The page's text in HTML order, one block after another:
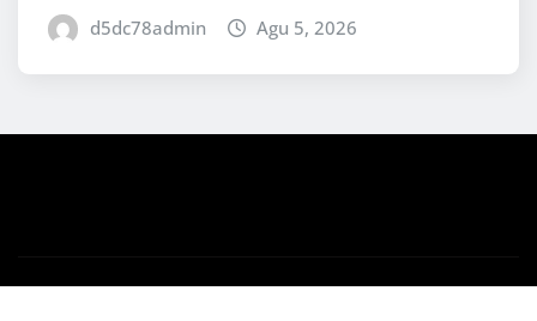
d5dc78admin Agu 5, 2026